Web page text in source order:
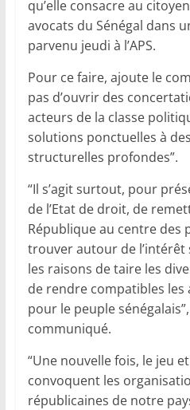
qu’elle consacre au
avocats du Sénégal dans
parvenu jeudi à l’APS.
Pour ce faire, ajoute le
pas d’ouvrir des
acteurs de la classe
solutions ponctuelles à
structurelles profondes”.
“Il s’agit surtout, pour
de l’Etat de droit, de
République au centre des
trouver autour de
les raisons de taire les
de rendre compatibles
pour le peuple
communiqué.
“Une nouvelle fois, le jeu
convoquent les
républicaines de notre